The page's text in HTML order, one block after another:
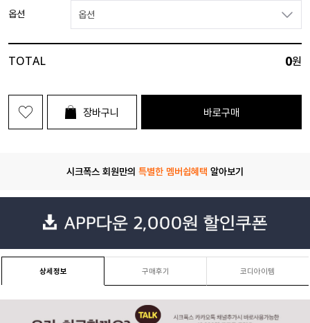
옵션 옵션
TOTAL 0원
장바구니 바로구매
시크폭스 회원만의 특별한 멤버쉽혜택 알아보기
상세정보 구매후기 코디아이템